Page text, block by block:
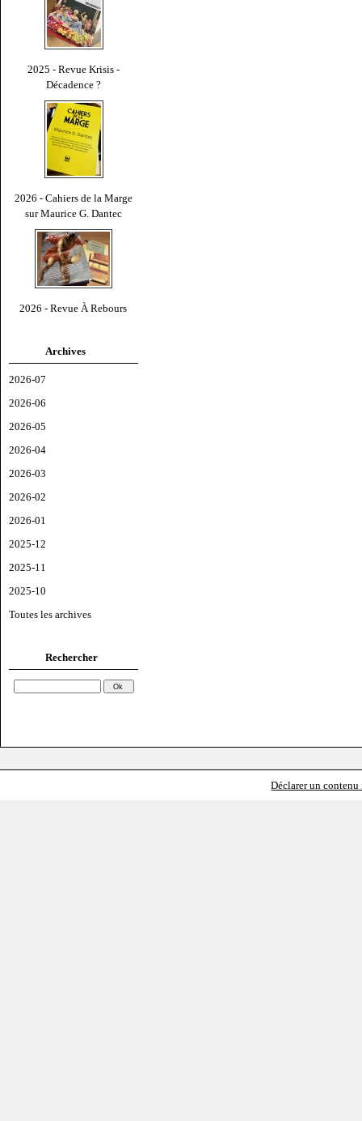
2025 - Revue Krisis -
Décadence ?
2026 - Cahiers de la Marge
sur Maurice G. Dantec
2026 - Revue À Rebours
Archives
2026-07
2026-06
2026-05
2026-04
2026-03
2026-02
2026-01
2025-12
2025-11
2025-10
Toutes les archives
Rechercher
Déclarer un